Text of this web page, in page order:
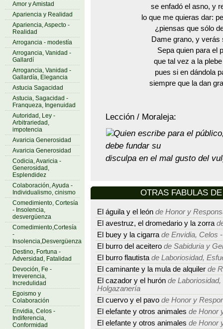
Amor y Amistad
Apariencia y Realidad
Apariencia, Aspecto -
Realidad
Arrogancia - modestía
Arrogancia, Vanidad -
Gallardí
Arrogancia, Vanidad -
Gallardía, Elegancia
Astucia Sagacidad
Astucia, Sagacidad -
Franqueza, Ingenuidad
Autoridad, Ley -
Arbitrariedad,
impotencia
Avaricia Generosidad
Avaricia Generosidad
Codicia, Avaricia -
Generosidad,
Esplendidez
Colaboración, Ayuda -
Individualismo, cinismo
Comedimiento, Cortesía
- Insolencia,
desvergüenza
Comedimiento,Cortesía
-
Insolencia,Desvergüenza
Destino, Fortuna -
Adversidad, Fatalidad
Devoción, Fe -
Irreverencia,
Incredulidad
Egoismo y
Colaboración
Envidia, Celos -
Indiferencia,
Conformidad
se enfadó el asno, y
lo que me quieras dar:
¿piensas que sólo
Dame grano, y verás
Sepa quien para el
que tal vez a la
pues si en dándola
siempre que la dan
Lección / Moraleja:
Quien escribe para el
debe fundar su
disculpa en el mal gusto del
OTRAS FABULAS
El águila y el león de Honor y
El avestruz, el dromedario y la zorra
El buey y la cigarra de Envidia, Celos
El burro del aceitero de Sabiduria y
El burro flautista de Laboriosidad,
El caminante y la mula de alquiler de
El cazador y el hurón de
Holgazanería
El cuervo y el pavo de Honor y
El elefante y otros animales de Honor
El elefante y otros animales de Honor